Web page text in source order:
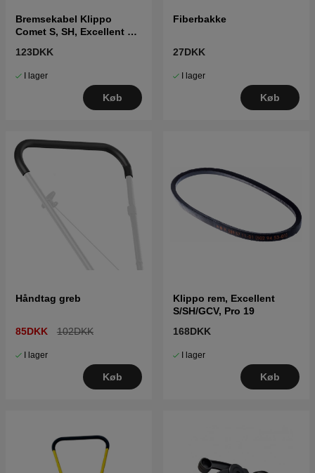
Bremsekabel Klippo
Comet S, SH, Excellent S,
123DKK
I lager
Køb
Fiberbakke
27DKK
I lager
Køb
Håndtag greb
85DKK 102DKK
I lager
Køb
Klippo rem, Excellent
S/SH/GCV, Pro 19
168DKK
I lager
Køb